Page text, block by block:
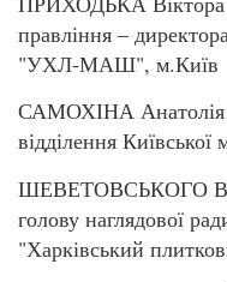
правління –
"УХЛ-МАШ", м.Київ
САМОХІНА Анатолія
відділення Київської
ШЕВЕТОВСЬКОГО
голову наглядової
"Харківський